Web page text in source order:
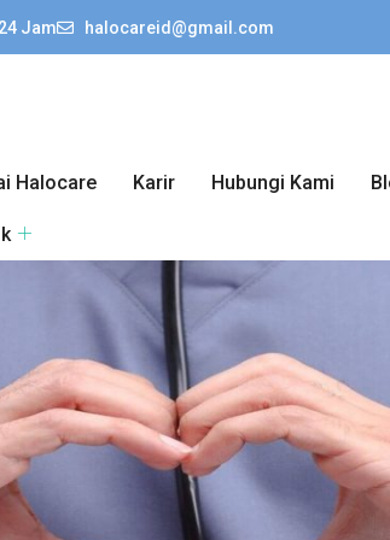
Jam halocareid@gmail.com
Halocare Karir Hubungi Kami